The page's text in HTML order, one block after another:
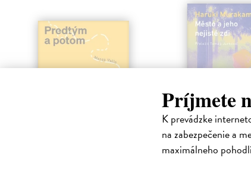
Príjmete
K prevádzke
na zabezpečenie a
maximálneho
Město a